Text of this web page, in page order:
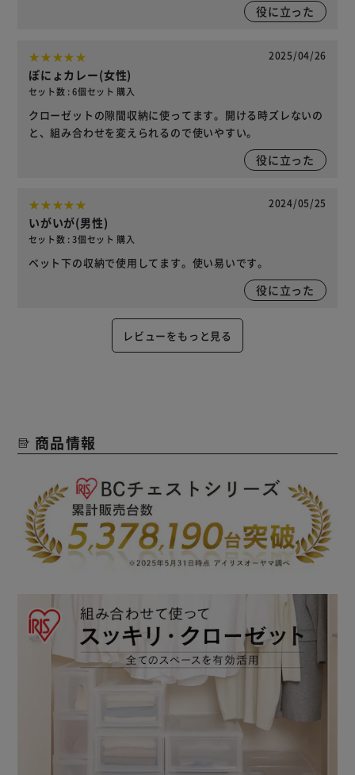
役に立った
2025/04/26
ぽにょカレー(女性)
セット数 : 6個セット 購入
クローゼットの隙間収納に使ってます。開ける時ズレないの
と、組み合わせを変えられるので使いやすい。
役に立った
2024/05/25
いがいが(男性)
セット数 : 3個セット 購入
ベット下の収納で使用してます。使い易いです。
役に立った
レビューをもっと見る
商品情報